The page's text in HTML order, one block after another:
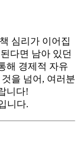
심리가 이어집
다면 남아 있던
해 경제적 자유
을 넘어, 여러분
니다!
니다.